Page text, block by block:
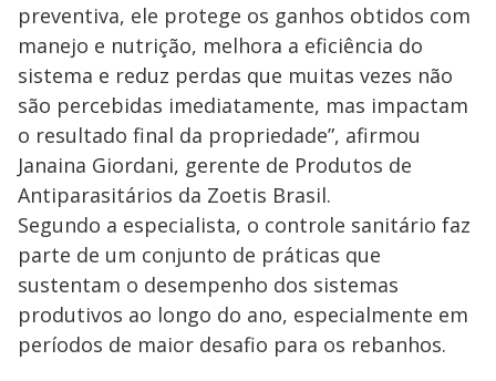
preventiva, ele protege os ganhos obtidos com
manejo e nutrição, melhora a eficiência do
sistema e reduz perdas que muitas vezes não
são percebidas imediatamente, mas impactam
o resultado final da propriedade”, afirmou
Janaina Giordani, gerente de Produtos de
Antiparasitários da Zoetis Brasil.
Segundo a especialista, o controle sanitário faz
parte de um conjunto de práticas que
sustentam o desempenho dos sistemas
produtivos ao longo do ano, especialmente em
períodos de maior desafio para os rebanhos.